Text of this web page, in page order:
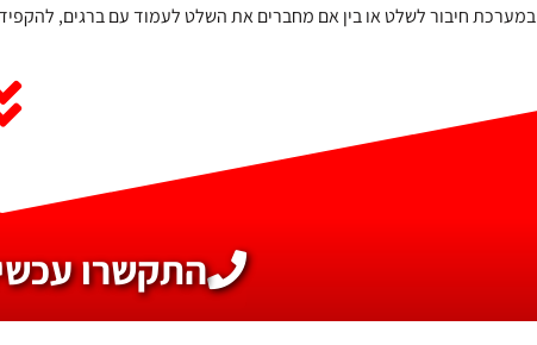
במערכת חיבור לשלט או בין אם מחברים את השלט לעמוד עם ברגים,
התקשרו עכשיו 072-